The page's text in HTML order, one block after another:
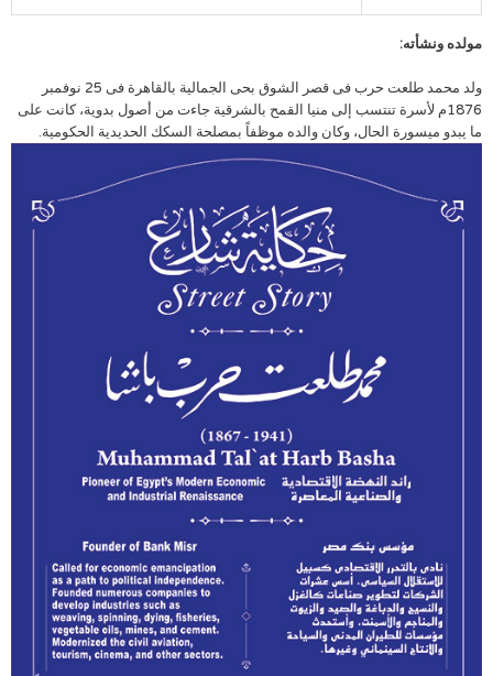
مولده ونشأته:
ولد محمد طلعت حرب فى قصر الشوق بحى الجمالية بالقاهرة فى 25 نوفمبر
1876م لأسرة تنتسب إلى منيا القمح بالشرقية جاءت من أصول بدوية، كانت على
ما يبدو ميسورة الحال، وكان والده موظفاً بمصلحة السكك الحديدية الحكومية.